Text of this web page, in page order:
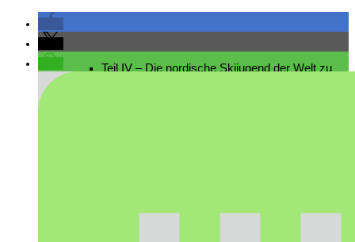
Teil IV – Die nordische Skijugend der Welt zu